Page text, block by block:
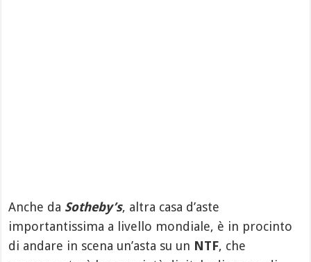
Anche da Sotheby’s, altra casa d’aste
importantissima a livello mondiale, è in procinto
di andare in scena un’asta su un NTF, che